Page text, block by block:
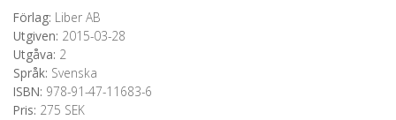
Förlag: Liber AB
Utgiven: 2015-03-28
Utgåva: 2
Språk: Svenska
ISBN: 978-91-47-11683-6
Pris: 275 SEK